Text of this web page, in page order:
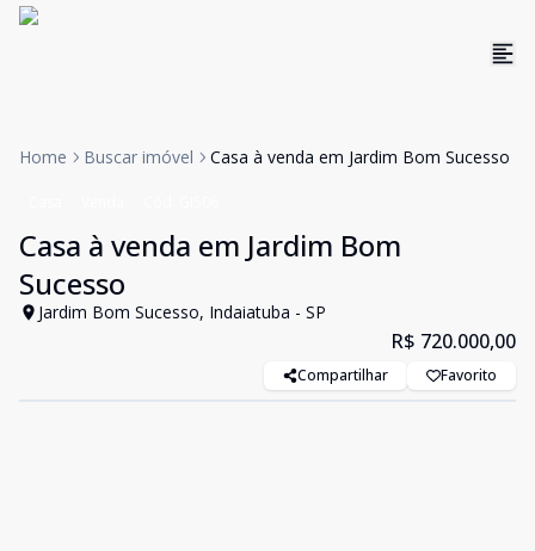
Home Buscar imóvel Casa à venda em Jardim Bom Sucesso
Casa à venda em Jardim Bom
Sucesso
Jardim Bom Sucesso, Indaiatuba - SP
R$ 720.000,00
Compartilhar Favorito